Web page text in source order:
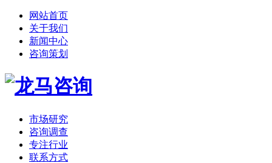
网站首页
关于我们
新闻中心
咨询策划
市场研究
咨询调查
专注行业
联系方式